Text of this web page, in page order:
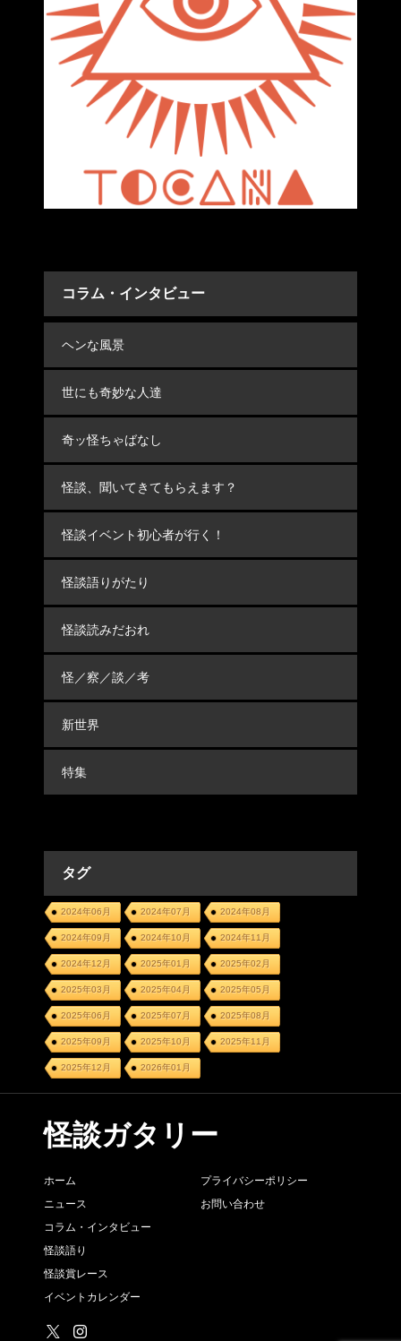
コラム・インタビュー
ヘンな風景
世にも奇妙な人達
奇ッ怪ちゃばなし
怪談、聞いてきてもらえます？
怪談イベント初心者が行く！
怪談語りがたり
怪談読みだおれ
怪／察／談／考
新世界
特集
タグ
2024年06月 2024年07月 2024年08月
2024年09月 2024年10月 2024年11月
2024年12月 2025年01月 2025年02月
2025年03月 2025年04月 2025年05月
2025年06月 2025年07月 2025年08月
2025年09月 2025年10月 2025年11月
2025年12月 2026年01月
怪談ガタリー
ホーム
ニュース
コラム・インタビュー
怪談語り
怪談賞レース
イベントカレンダー
プライバシーポリシー
お問い合わせ